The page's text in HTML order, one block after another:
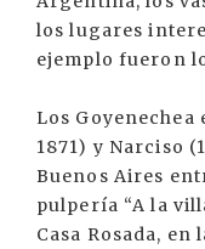
los lugares
ejemplo fueron
Los
1871) y Narciso
Buenos Aires
pulpería “A la
Casa Rosada, en